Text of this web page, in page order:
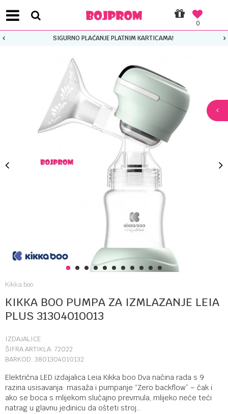
0
PLAĆANJE PLATNIM KARTICAMA!
1 2 3 4 5 6 7 8 9 1011
Kikka boo
KIKKA BOO PUMPA ZA IZMLAZANJE LEIA
PLUS 31304010013
IZDAJALICE
ŠIFRA ARTIKLA: 72022
BARKOD: 3801304010132
Električna LED izdajalica Leia Kikka boo Dva načina rada s 9
razina usisavanja: masaža i pumpanje “Zero backflow” – čak i
ako se boca s mlijekom slučajno prevrnula, mlijeko neće teći
natrag u glavnu jedinicu da ošteti stroj...